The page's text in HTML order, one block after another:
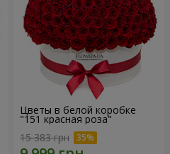
Цветы в белой коробке
"151 красная роза"
15 383 грн